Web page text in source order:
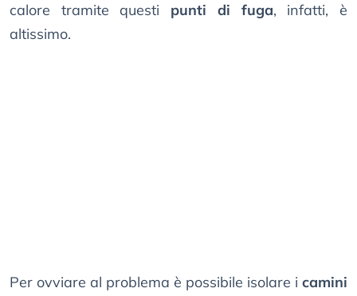
calore tramite questi punti di fuga, infatti, è
altissimo.
Per ovviare al problema è possibile isolare i camini